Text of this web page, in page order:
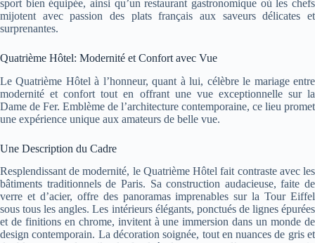
sport bien équipée, ainsi qu’un restaurant gastronomique où les chefs
mijotent avec passion des plats français aux saveurs délicates et
surprenantes.
Quatrième Hôtel: Modernité et Confort avec Vue
Le Quatrième Hôtel à l’honneur, quant à lui, célèbre le mariage entre
modernité et confort tout en offrant une vue exceptionnelle sur la
Dame de Fer. Emblème de l’architecture contemporaine, ce lieu promet
une expérience unique aux amateurs de belle vue.
Une Description du Cadre
Resplendissant de modernité, le Quatrième Hôtel fait contraste avec les
bâtiments traditionnels de Paris. Sa construction audacieuse, faite de
verre et d’acier, offre des panoramas imprenables sur la Tour Eiffel
sous tous les angles. Les intérieurs élégants, ponctués de lignes épurées
et de finitions en chrome, invitent à une immersion dans un monde de
design contemporain. La décoration soignée, tout en nuances de gris et